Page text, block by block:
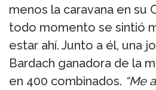
menos la caravana en su
todo momento se sintió
estar ahí. Junto a él, una
Bardach ganadora de la
en 400 combinados. “Me